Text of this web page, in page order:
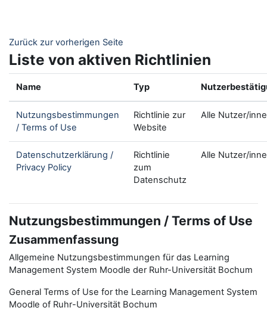
Zurück zur vorherigen Seite
Liste von aktiven Richtlinien
Name Typ
Nutzungsbestimmungen
/ Terms of Use
Richtlinie zur
Website
Alle Nutzer/
Datenschutzerklärung /
Privacy Policy
Richtlinie
zum
Datenschutz
Alle Nutzer/
Nutzungsbestimmungen / Terms of Use
Zusammenfassung
Allgemeine Nutzungsbestimmungen für das Learning
Management System Moodle der Ruhr-Universität Bochum
General Terms of Use for the Learning Management System
Moodle of Ruhr-Universität Bochum